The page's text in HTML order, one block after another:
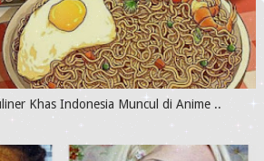
Khas Indonesia Muncul di Anime ..